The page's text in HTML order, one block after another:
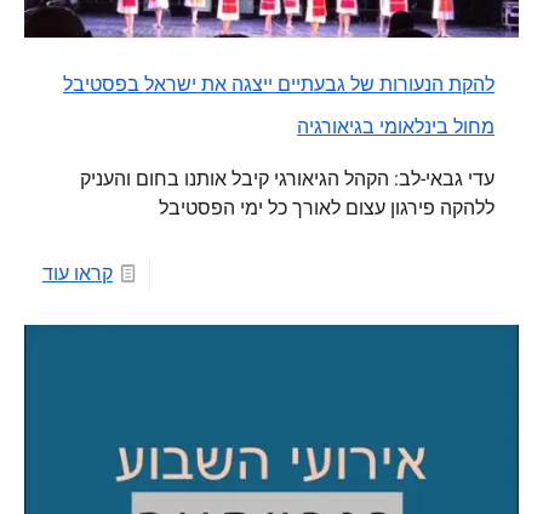
להקת הנעורות של גבעתיים ייצגה את ישראל בפסטיבל
מחול בינלאומי בגיאורגיה
עדי גבאי-לב: הקהל הגיאורגי קיבל אותנו בחום והעניק
ללהקה פירגון עצום לאורך כל ימי הפסטיבל
קראו עוד